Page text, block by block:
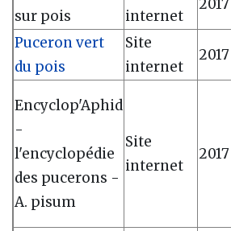
sur pois
internet
2017
Puceron vert
du pois
Site
internet
2017
Encyclop'Aphid
-
l'encyclopédie
des pucerons -
A. pisum
Site
internet
2017